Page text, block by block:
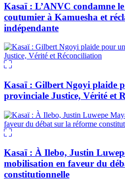
Kasaï : L’ANVC condamne
coutumier à Kamuesha et
indépendante
Kasaï : Gilbert Ngoyi plaide
provinciale Justice, Vérité et
Kasaï : À Ilebo, Justin
mobilisation en faveur du
constitutionnelle